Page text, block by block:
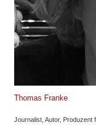
Thomas Franke
Journalist, Autor, Produzent